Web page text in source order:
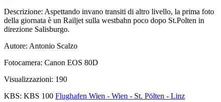
Descrizione: Aspettando invano transiti di altro livello, la prima foto
della giornata è un Railjet sulla westbahn poco dopo St.Polten in
direzione Salisburgo.
Autore: Antonio Scalzo
Fotocamera: Canon EOS 80D
Visualizzazioni: 190
KBS: KBS 100 Flughafen Wien - Wien - St. Pölten - Linz